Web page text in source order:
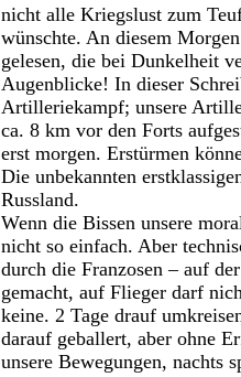
nicht alle Kriegslust zum
wünschte. An diesem
gelesen, die bei Dunkelheit
Augenblicke! In dieser
Artilleriekampf; unsere
ca. 8 km vor den Forts
erst morgen. Erstürmen
Die unbekannten
Russland.
Wenn die Bissen unsere
nicht so einfach. Aber
durch die Franzosen – auf
gemacht, auf Flieger darf
keine. 2 Tage drauf
darauf geballert, aber ohne
unsere Bewegungen, nachts